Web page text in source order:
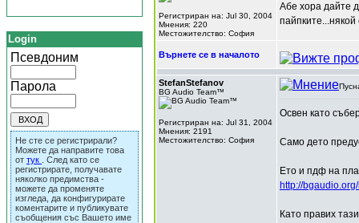
Login
Псевдоним
Парола
Не сте се регистрирали?
Можете да направите това
от тук
. След като се
регистрирате, получавате
няколко предимства -
можете да променяте
изгледа, да конфигурирате
коментарите и публикувате
съобщения със Вашето име
Регистриран на: Jul 30, 2004
Мнения: 220
Местожителство: София
Абе хора дайте
Върнете се в началото
StefanStefanov
BG Audio Team™
Регистриран на: Jul 31, 2004
Мнения: 2191
Местожителство: София
Освен като
Само дето
Ето и пдф на
http://
Като правих